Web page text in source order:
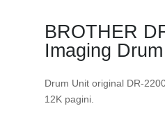
BROTHER
Imaging
Drum Unit original DR-
12K pagini.